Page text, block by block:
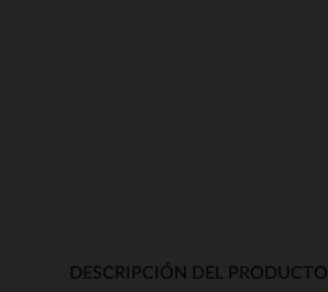
DESCRIPCIÓN DEL PRODUCTO